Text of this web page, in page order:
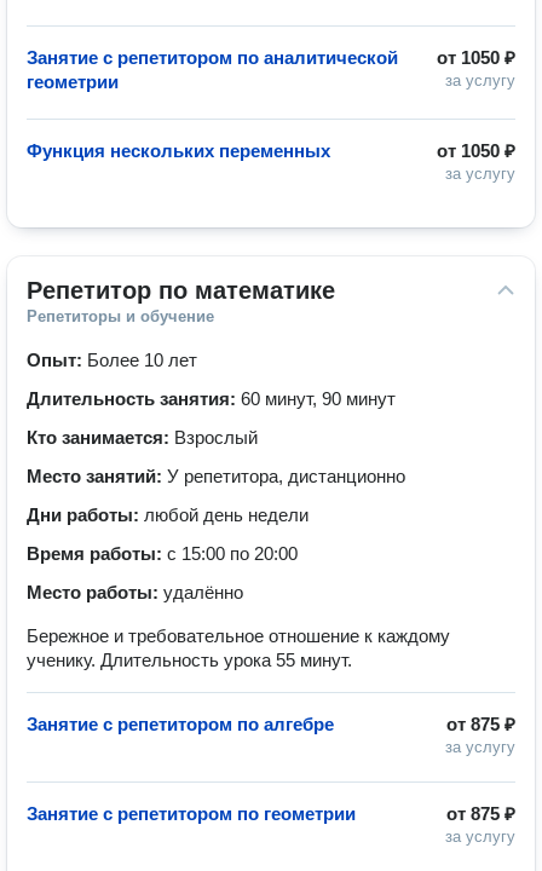
от 1050 ₽
за услугу
Занятие с репетитором по аналитической
геометрии
от 1050 ₽
за услугу
Функция нескольких переменных
Репетитор по математике
Репетиторы и обучение
Опыт: Более 10 лет
Длительность занятия: 60 минут, 90 минут
Кто занимается: Взрослый
Место занятий: У репетитора, дистанционно
Дни работы: любой день недели
Время работы: с 15:00 по 20:00
Место работы: удалённо
Бережное и требовательное отношение к каждому
ученику. Длительность урока 55 минут.
от 875 ₽
за услугу
Занятие с репетитором по алгебре
от 875 ₽
за услугу
Занятие с репетитором по геометрии